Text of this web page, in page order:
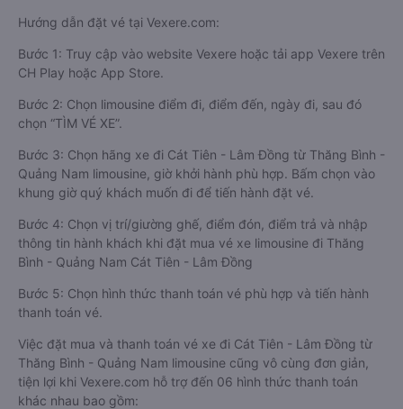
Hướng dẫn đặt vé tại Vexere.com:
Bước 1: Truy cập vào website Vexere hoặc tải app Vexere trên
CH Play hoặc App Store.
Bước 2: Chọn limousine điểm đi, điểm đến, ngày đi, sau đó
chọn “TÌM VÉ XE”.
Bước 3: Chọn hãng xe đi Cát Tiên - Lâm Đồng từ Thăng Bình -
Quảng Nam limousine, giờ khởi hành phù hợp. Bấm chọn vào
khung giờ quý khách muốn đi để tiến hành đặt vé.
Bước 4: Chọn vị trí/giường ghế, điểm đón, điểm trả và nhập
thông tin hành khách khi đặt mua vé xe limousine đi Thăng
Bình - Quảng Nam Cát Tiên - Lâm Đồng
Bước 5: Chọn hình thức thanh toán vé phù hợp và tiến hành
thanh toán vé.
Việc đặt mua và thanh toán vé xe đi Cát Tiên - Lâm Đồng từ
Thăng Bình - Quảng Nam limousine cũng vô cùng đơn giản,
tiện lợi khi Vexere.com hỗ trợ đến 06 hình thức thanh toán
khác nhau bao gồm: